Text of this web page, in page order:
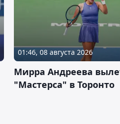
01:46, 08 августа 2026
Мирра Андреева
"Мастерса" в Торонто